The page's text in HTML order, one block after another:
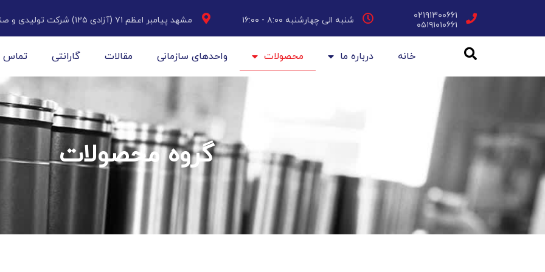
۰۲۱۹۱۳۰۰۶۶۱
۰۵۱۹۱۰۱۰۶۶۱
شنبه الی چهارشنبه ۸:۰۰ - ۱۶:۰۰ مشهد پیامبر اعظم ۷۱ (آزادی ۱۲۵) شرکت تولیدی و صنعتی طوس آلم
خانه درباره ما محصولات واحدهای سازمانی مقالات گارانتی تماس
گروه محصولات